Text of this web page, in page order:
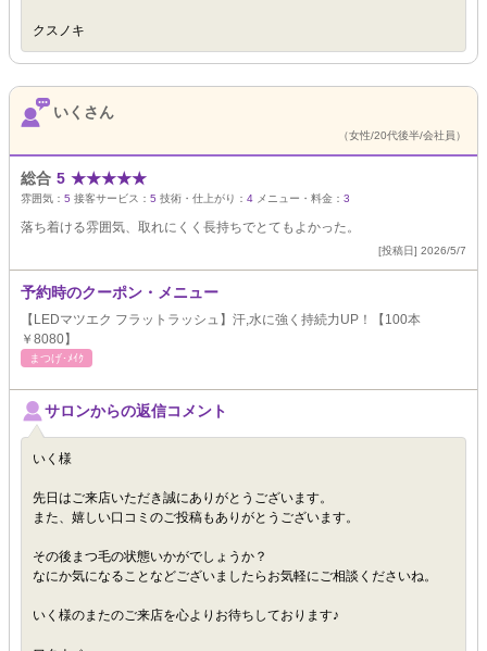
クスノキ
いくさん
（女性/20代後半/会社員）
総合 5 ★★★★★
雰囲気： 5 接客サービス： 5 技術・仕上がり： 4 メニュー・料金： 3
落ち着ける雰囲気、取れにくく長持ちでとてもよかった。
[投稿日] 2026/5/7
予約時のクーポン・メニュー
【LEDマツエク フラットラッシュ】汗,水に強く持続力UP！【100本
￥8080】
まつげ･ﾒｲｸ
サロンからの返信コメント
いく様
先日はご来店いただき誠にありがとうございます。
また、嬉しい口コミのご投稿もありがとうございます。
その後まつ毛の状態いかがでしょうか？
なにか気になることなどございましたらお気軽にご相談くださいね。
いく様のまたのご来店を心よりお待ちしております♪